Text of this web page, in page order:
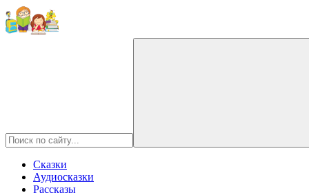
Сказки
Аудиосказки
Рассказы